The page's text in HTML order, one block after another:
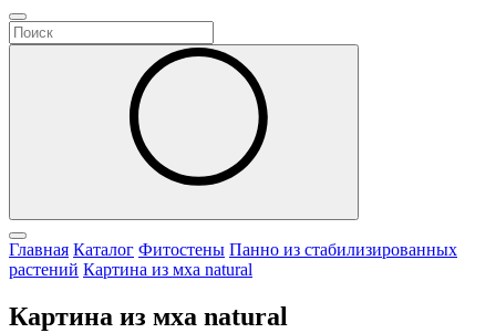
Главная Каталог Фитостены Панно из стабилизированных
растений Картина из мха natural
Картина из мха natural